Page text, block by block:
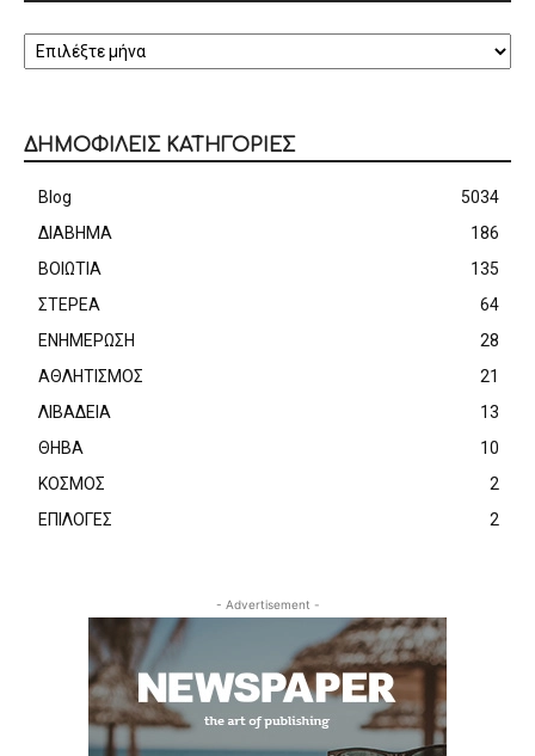
ΔΗΜΟΦΙΛΕΙΣ ΚΑΤΗΓΟΡΙΕΣ
Blog
5034
ΔΙΑΒΗΜΑ
186
ΒΟΙΩΤΙΑ
135
ΣΤΕΡΕΑ
64
ΕΝΗΜΕΡΩΣΗ
28
ΑΘΛΗΤΙΣΜΟΣ
21
ΛΙΒΑΔΕΙΑ
13
ΘΗΒΑ
10
ΚΟΣΜΟΣ
2
ΕΠΙΛΟΓΕΣ
2
- Advertisement -